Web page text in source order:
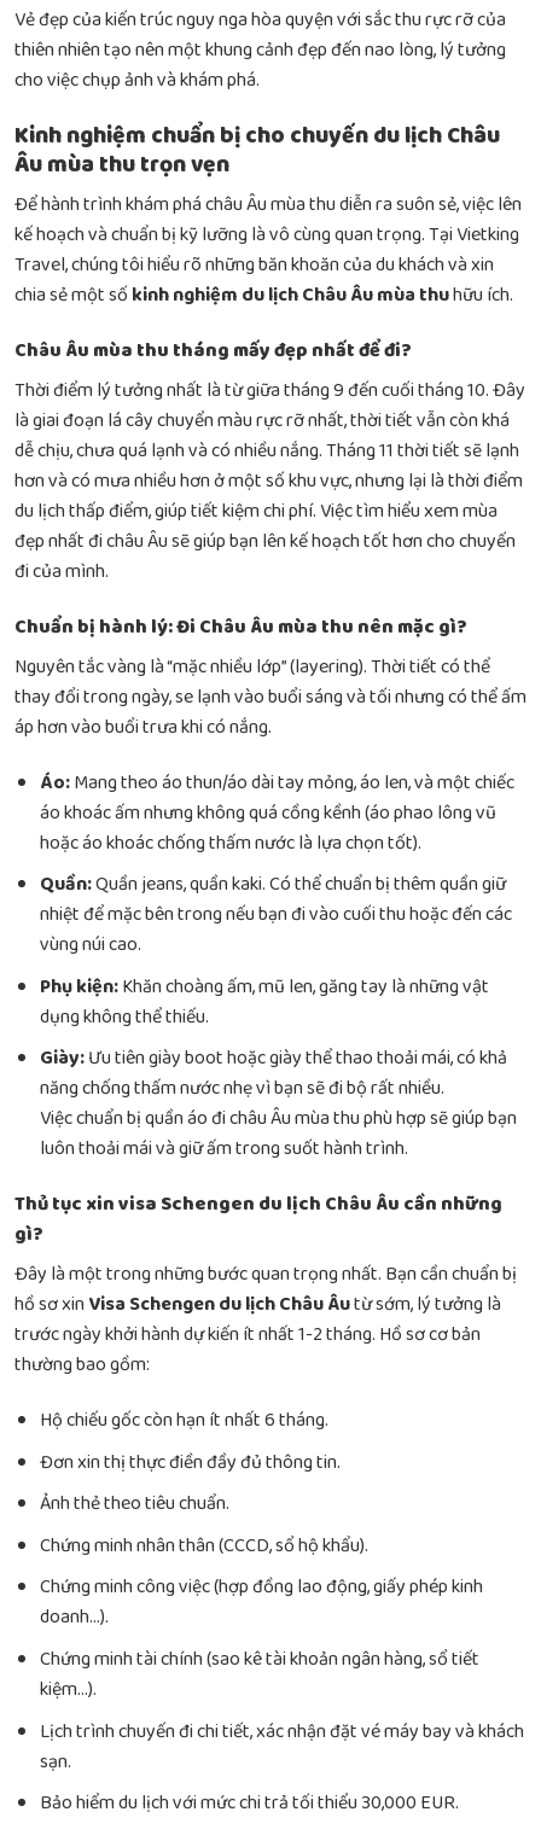
Vẻ đẹp của kiến trúc nguy nga hòa quyện với sắc thu rực rỡ của
thiên nhiên tạo nên một khung cảnh đẹp đến nao lòng, lý tưởng
cho việc chụp ảnh và khám phá.
Kinh nghiệm chuẩn bị cho chuyến du lịch Châu
Âu mùa thu trọn vẹn
Để hành trình khám phá châu Âu mùa thu diễn ra suôn sẻ, việc lên
kế hoạch và chuẩn bị kỹ lưỡng là vô cùng quan trọng. Tại Vietking
Travel, chúng tôi hiểu rõ những băn khoăn của du khách và xin
chia sẻ một số kinh nghiệm du lịch Châu Âu mùa thuhữu ích.
Châu Âu mùa thu tháng mấy đẹp nhất để đi?
Thời điểm lý tưởng nhất là từ giữa tháng 9 đến cuối tháng 10. Đây
là giai đoạn lá cây chuyển màu rực rỡ nhất, thời tiết vẫn còn khá
dễ chịu, chưa quá lạnh và có nhiều nắng. Tháng 11 thời tiết sẽ lạnh
hơn và có mưa nhiều hơn ở một số khu vực, nhưng lại là thời điểm
du lịch thấp điểm, giúp tiết kiệm chi phí. Việc tìm hiểu xemmùa
đẹp nhất đi châu Âusẽ giúp bạn lên kế hoạch tốt hơn cho chuyến
đi của mình.
Chuẩn bị hành lý: Đi Châu Âu mùa thu nên mặc gì?
Nguyên tắc vàng là “mặc nhiều lớp” (layering). Thời tiết có thể
thay đổi trong ngày, se lạnh vào buổi sáng và tối nhưng có thể ấm
áp hơn vào buổi trưa khi có nắng.
Áo:Mang theo áo thun/áo dài tay mỏng, áo len, và một chiếc
áo khoác ấm nhưng không quá cồng kềnh (áo phao lông vũ
hoặc áo khoác chống thấm nước là lựa chọn tốt).
Quần:Quần jeans, quần kaki. Có thể chuẩn bị thêm quần giữ
nhiệt để mặc bên trong nếu bạn đi vào cuối thu hoặc đến các
vùng núi cao.
Phụ kiện:Khăn choàng ấm, mũ len, găng tay là những vật
dụng không thể thiếu.
Giày:Ưu tiên giày boot hoặc giày thể thao thoải mái, có khả
năng chống thấm nước nhẹ vì bạn sẽ đi bộ rất nhiều.
Việc chuẩn bịquần áo đi châu Âu mùa thuphù hợp sẽ giúp bạn
luôn thoải mái và giữ ấm trong suốt hành trình.
Thủ tục xin visa Schengen du lịch Châu Âu cần những
gì?
Đây là một trong những bước quan trọng nhất. Bạn cần chuẩn bị
hồ sơ xinVisa Schengen du lịch Châu Âutừ sớm, lý tưởng là
trước ngày khởi hành dự kiến ít nhất 1-2 tháng. Hồ sơ cơ bản
thường bao gồm:
Hộ chiếu gốc còn hạn ít nhất 6 tháng.
Đơn xin thị thực điền đầy đủ thông tin.
Ảnh thẻ theo tiêu chuẩn.
Chứng minh nhân thân (CCCD, sổ hộ khẩu).
Chứng minh công việc (hợp đồng lao động, giấy phép kinh
doanh…).
Chứng minh tài chính (sao kê tài khoản ngân hàng, sổ tiết
kiệm…).
Lịch trình chuyến đi chi tiết, xác nhận đặt vé máy bay và khách
sạn.
Bảo hiểm du lịch với mức chi trả tối thiểu 30,000 EUR.